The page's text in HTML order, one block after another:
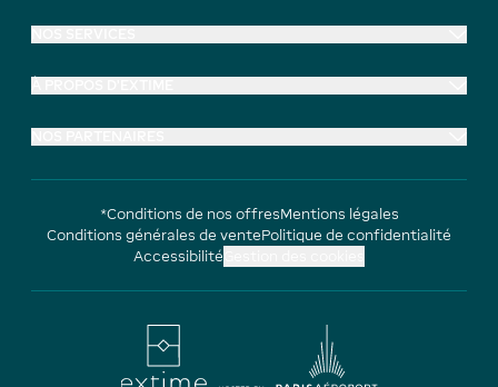
*Conditions de nos offresMentions légales
Conditions générales de ventePolitique de confidentialité
Accessibilité